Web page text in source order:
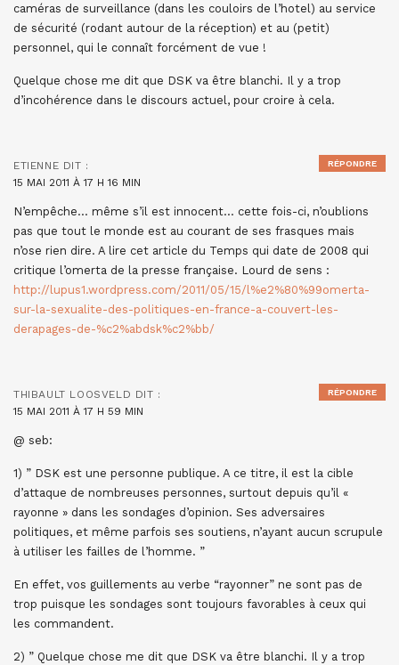
caméras de surveillance (dans les couloirs de l’hotel) au service
de sécurité (rodant autour de la réception) et au (petit)
personnel, qui le connaît forcément de vue !
Quelque chose me dit que DSK va être blanchi. Il y a trop
d’incohérence dans le discours actuel, pour croire à cela.
ETIENNE DIT :
15 MAI 2011 À 17 H 16 MIN
N’empêche… même s’il est innocent… cette fois-ci, n’oublions
pas que tout le monde est au courant de ses frasques mais
n’ose rien dire. A lire cet article du Temps qui date de 2008 qui
critique l’omerta de la presse française. Lourd de sens :
http://lupus1.wordpress.com/2011/05/15/l%e2%80%99omerta-
sur-la-sexualite-des-politiques-en-france-a-couvert-les-
derapages-de-%c2%abdsk%c2%bb/
RÉPONDRE
THIBAULT LOOSVELD DIT :
15 MAI 2011 À 17 H 59 MIN
@ seb:
1) ” DSK est une personne publique. A ce titre, il est la cible
d’attaque de nombreuses personnes, surtout depuis qu’il «
rayonne » dans les sondages d’opinion. Ses adversaires
politiques, et même parfois ses soutiens, n’ayant aucun scrupule
à utiliser les failles de l’homme. ”
En effet, vos guillements au verbe “rayonner” ne sont pas de
trop puisque les sondages sont toujours favorables à ceux qui
les commandent.
2) ” Quelque chose me dit que DSK va être blanchi. Il y a trop
RÉPONDRE